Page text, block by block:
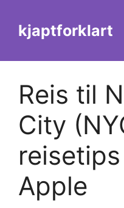
contentkjaptforklart
Reis til
City
Apple